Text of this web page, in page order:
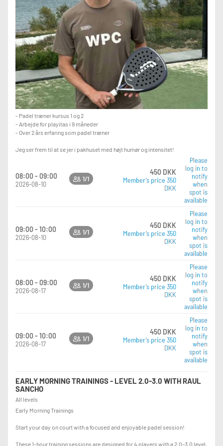
- Padel træner kursus 1 og 2
- Arbejde for playitas i 9 måneder
- Over 2 års erfaring som padel træner
Jeg ser frem til at se jer i pakhuset med højt humør og intensitet!
08:00 - 09:00
2026-08-10
1/1
450 DKK
Member’s price 350
DKK
Please
log in to
notify
when
spot is
available
09:00 - 10:00
2026-08-10
1/1
450 DKK
Member’s price 350
DKK
Please
log in to
notify
when
spot is
available
08:00 - 09:00
2026-08-17
1/1
450 DKK
Member’s price 350
DKK
Please
log in to
notify
when
spot is
available
09:00 - 10:00
2026-08-17
1/1
450 DKK
Member’s price 350
DKK
Please
log in to
notify
when
spot is
available
EARLY MORNING TRAININGS - LEVEL 2.0-3.0 WITH RAUL
SANCHO
All levels
Early Morning Trainings
Start your day on court with a focused and enjoyable padel session!
These 1-hour training sessions are designed for 4 players with a 2.0–3.0 level,